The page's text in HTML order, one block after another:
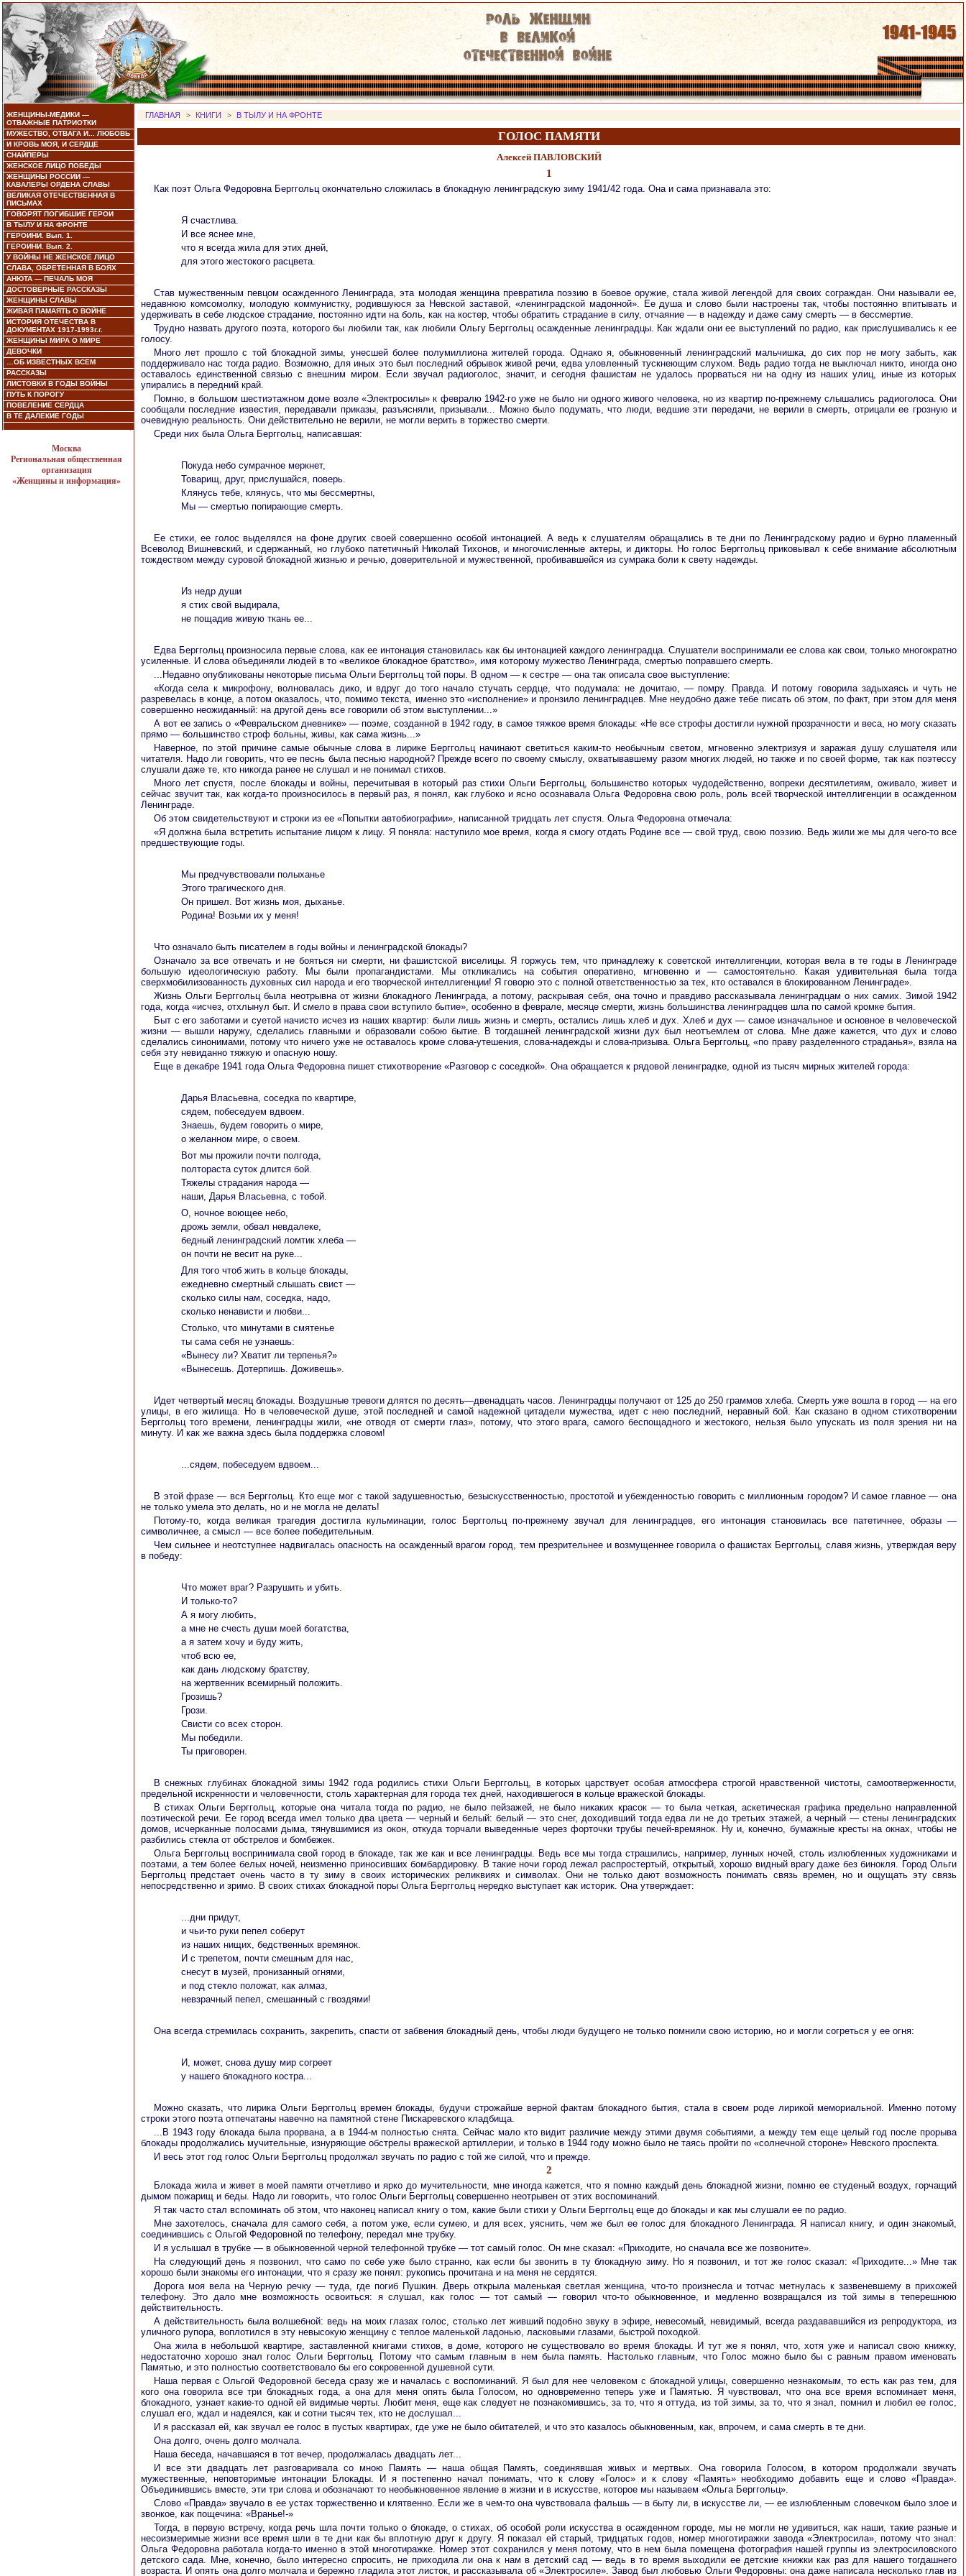
ЖЕНЩИНЫ-МЕДИКИ —
ОТВАЖНЫЕ ПАТРИОТКИ
МУЖЕСТВО, ОТВАГА И... ЛЮБОВЬ
И КРОВЬ МОЯ, И СЕРДЦЕ
СНАЙПЕРЫ
ЖЕНСКОЕ ЛИЦО ПОБЕДЫ
ЖЕНЩИНЫ РОССИИ —
КАВАЛЕРЫ ОРДЕНА СЛАВЫ
ВЕЛИКАЯ ОТЕЧЕСТВЕННАЯ В
ПИСЬМАХ
ГОВОРЯТ ПОГИБШИЕ ГЕРОИ
В ТЫЛУ И НА ФРОНТЕ
ГЕРОИНИ. Вып. 1.
ГЕРОИНИ. Вып. 2.
У ВОЙНЫ НЕ ЖЕНСКОЕ ЛИЦО
СЛАВА, ОБРЕТЕННАЯ В БОЯХ
АНЮТА — ПЕЧАЛЬ МОЯ
ДОСТОВЕРНЫЕ РАССКАЗЫ
ЖЕНЩИНЫ СЛАВЫ
ЖИВАЯ ПАМАЯТЬ О ВОЙНЕ
ИСТОРИЯ ОТЕЧЕСТВА В
ДОКУМЕНТАХ 1917-1993г.г.
ЖЕНЩИНЫ МИРА О МИРЕ
ДЕВОЧКИ
…ОБ ИЗВЕСТНЫХ ВСЕМ
РАССКАЗЫ
ЛИСТОВКИ В ГОДЫ ВОЙНЫ
ПУТЬ К ПОРОГУ
ПОВЕЛЕНИЕ СЕРДЦА
В ТЕ ДАЛЕКИЕ ГОДЫ
Москва
Региональная общественная
организация
«Женщины и информация»
ГЛАВНАЯ > КНИГИ > В ТЫЛУ И НА ФРОНТЕ
ГОЛОС ПАМЯТИ
Алексей ПАВЛОВСКИЙ
1
Как поэт Ольга Федоровна Берггольц окончательно сложилась в блокадную ленинградскую зиму 1941/42 года. Она и сама признавала это:
Я счастлива.
И все яснее мне,
что я всегда жила для этих дней,
для этого жестокого расцвета.
Став мужественным певцом осажденного Ленинграда, эта молодая женщина превратила поэзию в боевое оружие, стала живой легендой для своих сограждан. Они называли ее,
недавнюю комсомолку, молодую коммунистку, родившуюся за Невской заставой, «ленинградской мадонной». Ее душа и слово были настроены так, чтобы постоянно впитывать и
удерживать в себе людское страдание, постоянно идти на боль, как на костер, чтобы обратить страдание в силу, отчаяние — в надежду и даже саму смерть — в бессмертие.
Трудно назвать другого поэта, которого бы любили так, как любили Ольгу Берггольц осажденные ленинградцы. Как ждали они ее выступлений по радио, как прислушивались к ее
голосу.
Много лет прошло с той блокадной зимы, унесшей более полумиллиона жителей города. Однако я, обыкновенный ленинградский мальчишка, до сих пор не могу забыть, как
поддерживало нас тогда радио. Возможно, для иных это был последний обрывок живой речи, едва уловленный тускнеющим слухом. Ведь радио тогда не выключал никто, иногда оно
оставалось единственной связью с внешним миром. Если звучал радиоголос, значит, и сегодня фашистам не удалось прорваться ни на одну из наших улиц, иные из которых
упирались в передний край.
Помню, в большом шестиэтажном доме возле «Электросилы» к февралю 1942-го уже не было ни одного живого человека, но из квартир по-прежнему слышались радиоголоса. Они
сообщали последние известия, передавали приказы, разъясняли, призывали... Можно было подумать, что люди, ведшие эти передачи, не верили в смерть, отрицали ее грозную и
очевидную реальность. Они действительно не верили, не могли верить в торжество смерти.
Среди них была Ольга Берггольц, написавшая:
Покуда небо сумрачное меркнет,
Товарищ, друг, прислушайся, поверь.
Клянусь тебе, клянусь, что мы бессмертны,
Мы — смертью попирающие смерть.
Ее стихи, ее голос выделялся на фоне других своей совершенно особой интонацией. А ведь к слушателям обращались в те дни по Ленинградскому радио и бурно пламенный
Всеволод Вишневский, и сдержанный, но глубоко патетичный Николай Тихонов, и многочисленные актеры, и дикторы. Но голос Берггольц приковывал к себе внимание абсолютным
тождеством между суровой блокадной жизнью и речью, доверительной и мужественной, пробивавшейся из сумрака боли к свету надежды.
Из недр души
я стих свой выдирала,
не пощадив живую ткань ее...
Едва Берггольц произносила первые слова, как ее интонация становилась как бы интонацией каждого ленинградца. Слушатели воспринимали ее слова как свои, только многократно
усиленные. И слова объединяли людей в то «великое блокадное братство», имя которому мужество Ленинграда, смертью поправшего смерть.
...Недавно опубликованы некоторые письма Ольги Берггольц той поры. В одном — к сестре — она так описала свое выступление:
«Когда села к микрофону, волновалась дико, и вдруг до того начало стучать сердце, что подумала: не дочитаю, — помру. Правда. И потому говорила задыхаясь и чуть не
разревелась в конце, а потом оказалось, что, помимо текста, именно это «исполнение» и пронзило ленинградцев. Мне неудобно даже тебе писать об этом, по факт, при этом для меня
совершенно неожиданный: на другой день все говорили об этом выступлении...»
А вот ее запись о «Февральском дневнике» — поэме, созданной в 1942 году, в самое тяжкое время блокады: «Не все строфы достигли нужной прозрачности и веса, но могу сказать
прямо — большинство строф больны, живы, как сама жизнь...»
Наверное, по этой причине самые обычные слова в лирике Берггольц начинают светиться каким-то необычным светом, мгновенно электризуя и заражая душу слушателя или
читателя. Надо ли говорить, что ее песнь была песнью народной? Прежде всего по своему смыслу, охватывавшему разом многих людей, но также и по своей форме, так как поэтессу
слушали даже те, кто никогда ранее не слушал и не понимал стихов.
Много лет спустя, после блокады и войны, перечитывая в который раз стихи Ольги Берггольц, большинство которых чудодейственно, вопреки десятилетиям, оживало, живет и
сейчас звучит так, как когда-то произносилось в первый раз, я понял, как глубоко и ясно осознавала Ольга Федоровна свою роль, роль всей творческой интеллигенции в осажденном
Ленинграде.
Об этом свидетельствуют и строки из ее «Попытки автобиографии», написанной тридцать лет спустя. Ольга Федоровна отмечала:
«Я должна была встретить испытание лицом к лицу. Я поняла: наступило мое время, когда я смогу отдать Родине все — свой труд, свою поэзию. Ведь жили же мы для чего-то все
предшествующие годы.
Мы предчувствовали полыханье
Этого трагического дня.
Он пришел. Вот жизнь моя, дыханье.
Родина! Возьми их у меня!
Что означало быть писателем в годы войны и ленинградской блокады?
Означало за все отвечать и не бояться ни смерти, ни фашистской виселицы. Я горжусь тем, что принадлежу к советской интеллигенции, которая вела в те годы в Ленинграде
большую идеологическую работу. Мы были пропагандистами. Мы откликались на события оперативно, мгновенно и — самостоятельно. Какая удивительная была тогда
сверхмобилизованность духовных сил народа и его творческой интеллигенции! Я говорю это с полной ответственностью за тех, кто оставался в блокированном Ленинграде».
Жизнь Ольги Берггольц была неотрывна от жизни блокадного Ленинграда, а потому, раскрывая себя, она точно и правдиво рассказывала ленинградцам о них самих. Зимой 1942
года, когда «исчез, отхлынул быт. И смело в права свои вступило бытие», особенно в феврале, месяце смерти, жизнь большинства ленинградцев шла по самой кромке бытия.
Быт с его заботами и суетой начисто исчез из наших квартир: были лишь жизнь и смерть, остались лишь хлеб и дух. Хлеб и дух — самое изначальное и основное в человеческой
жизни — вышли наружу, сделались главными и образовали собою бытие. В тогдашней ленинградской жизни дух был неотъемлем от слова. Мне даже кажется, что дух и слово
сделались синонимами, потому что ничего уже не оставалось кроме слова-утешения, слова-надежды и слова-призыва. Ольга Берггольц, «по праву разделенного страданья», взяла на
себя эту невиданно тяжкую и опасную ношу.
Еще в декабре 1941 года Ольга Федоровна пишет стихотворение «Разговор с соседкой». Она обращается к рядовой ленинградке, одной из тысяч мирных жителей города:
Дарья Власьевна, соседка по квартире,
сядем, побеседуем вдвоем.
Знаешь, будем говорить о мире,
о желанном мире, о своем.
Вот мы прожили почти полгода,
полтораста суток длится бой.
Тяжелы страдания народа —
наши, Дарья Власьевна, с тобой.
О, ночное воющее небо,
дрожь земли, обвал невдалеке,
бедный ленинградский ломтик хлеба —
он почти не весит на руке...
Для того чтоб жить в кольце блокады,
ежедневно смертный слышать свист —
сколько силы нам, соседка, надо,
сколько ненависти и любви...
Столько, что минутами в смятенье
ты сама себя не узнаешь:
«Вынесу ли? Хватит ли терпенья?»
«Вынесешь. Дотерпишь. Доживешь».
Идет четвертый месяц блокады. Воздушные тревоги длятся по десять—двенадцать часов. Ленинградцы получают от 125 до 250 граммов хлеба. Смерть уже вошла в город — на его
улицы, в его жилища. Но в человеческой душе, этой последней и самой надежной цитадели мужества, идет с нею последний, неравный бой. Как сказано в одном стихотворении
Берггольц того времени, ленинградцы жили, «не отводя от смерти глаз», потому, что этого врага, самого беспощадного и жестокого, нельзя было упускать из поля зрения ни на
минуту. И как же важна здесь была поддержка словом!
...сядем, побеседуем вдвоем...
В этой фразе — вся Берггольц. Кто еще мог с такой задушевностью, безыскусственностью, простотой и убежденностью говорить с миллионным городом? И самое главное — она
не только умела это делать, но и не могла не делать!
Потому-то, когда великая трагедия достигла кульминации, голос Берггольц по-прежнему звучал для ленинградцев, его интонация становилась все патетичнее, образы —
символичнее, а смысл — все более победительным.
Чем сильнее и неотступнее надвигалась опасность на осажденный врагом город, тем презрительнее и возмущеннее говорила о фашистах Берггольц, славя жизнь, утверждая веру
в победу:
Что может враг? Разрушить и убить.
И только-то?
А я могу любить,
а мне не счесть души моей богатства,
а я затем хочу и буду жить,
чтоб всю ее,
как дань людскому братству,
на жертвенник всемирный положить.
Грозишь?
Грози.
Свисти со всех сторон.
Мы победили.
Ты приговорен.
В снежных глубинах блокадной зимы 1942 года родились стихи Ольги Берггольц, в которых царствует особая атмосфера строгой нравственной чистоты, самоотверженности,
предельной искренности и человечности, столь характерная для города тех дней, находившегося в кольце вражеской блокады.
В стихах Ольги Берггольц, которые она читала тогда по радио, не было пейзажей, не было никаких красок — то была четкая, аскетическая графика предельно направленной
поэтической речи. Ее город всегда имел только два цвета — черный и белый: белый — это снег, доходивший тогда едва ли не до третьих этажей, а черный — стены ленинградских
домов, исчерканные полосами дыма, тянувшимися из окон, откуда торчали выведенные через форточки трубы печей-времянок. Ну и, конечно, бумажные кресты на окнах, чтобы не
разбились стекла от обстрелов и бомбежек.
Ольга Берггольц воспринимала свой город в блокаде, так же как и все ленинградцы. Ведь все мы тогда страшились, например, лунных ночей, столь излюбленных художниками и
поэтами, а тем более белых ночей, неизменно приносивших бомбардировку. В такие ночи город лежал распростертый, открытый, хорошо видный врагу даже без бинокля. Город Ольги
Берггольц предстает очень часто в ту зиму в своих исторических реликвиях и символах. Они не только дают возможность понимать связь времен, но и ощущать эту связь
непосредственно и зримо. В своих стихах блокадной поры Ольга Берггольц нередко выступает как историк. Она утверждает:
...дни придут,
и чьи-то руки пепел соберут
из наших нищих, бедственных времянок.
И с трепетом, почти смешным для нас,
снесут в музей, пронизанный огнями,
и под стекло положат, как алмаз,
невзрачный пепел, смешанный с гвоздями!
Она всегда стремилась сохранить, закрепить, спасти от забвения блокадный день, чтобы люди будущего не только помнили свою историю, но и могли согреться у ее огня:
И, может, снова душу мир согреет
у нашего блокадного костра...
Можно сказать, что лирика Ольги Берггольц времен блокады, будучи строжайше верной фактам блокадного бытия, стала в своем роде лирикой мемориальной. Именно потому
строки этого поэта отпечатаны навечно на памятной стене Пискаревского кладбища.
...В 1943 году блокада была прорвана, а в 1944-м полностью снята. Сейчас мало кто видит различие между этими двумя событиями, а между тем еще целый год после прорыва
блокады продолжались мучительные, изнуряющие обстрелы вражеской артиллерии, и только в 1944 году можно было не таясь пройти по «солнечной стороне» Невского проспекта.
И весь этот год голос Ольги Берггольц продолжал звучать по радио с той же силой, что и прежде.
2
Блокада жила и живет в моей памяти отчетливо и ярко до мучительности, мне иногда кажется, что я помню каждый день блокадной жизни, помню ее студеный воздух, горчащий
дымом пожарищ и беды. Надо ли говорить, что голос Ольги Берггольц совершенно неотрывен от этих воспоминаний.
Я так часто стал вспоминать об этом, что наконец написал книгу о том, какие были стихи у Ольги Берггольц еще до блокады и как мы слушали ее по радио.
Мне захотелось, сначала для самого себя, а потом уже, если сумею, и для всех, уяснить, чем же был ее голос для блокадного Ленинграда. Я написал книгу, и один знакомый,
соединившись с Ольгой Федоровной по телефону, передал мне трубку.
И я услышал в трубке — в обыкновенной черной телефонной трубке — тот самый голос. Он мне сказал: «Приходите, но сначала все же позвоните».
На следующий день я позвонил, что само по себе уже было странно, как если бы звонить в ту блокадную зиму. Но я позвонил, и тот же голос сказал: «Приходите...» Мне так
хорошо были знакомы его интонации, что я сразу же понял: рукопись прочитана и на меня не сердятся.
Дорога моя вела на Черную речку — туда, где погиб Пушкин. Дверь открыла маленькая светлая женщина, что-то произнесла и тотчас метнулась к зазвеневшему в прихожей
телефону. Это дало мне возможность освоиться: я слушал, как голос — тот самый — говорил что-то обыкновенное, и медленно возвращался из той зимы в теперешнюю
действительность.
А действительность была волшебной: ведь на моих глазах голос, столько лет живший подобно звуку в эфире, невесомый, невидимый, всегда раздававшийся из репродуктора, из
уличного рупора, воплотился в эту невысокую женщину с теплое маленькой ладонью, ласковыми глазами, быстрой походкой.
Она жила в небольшой квартире, заставленной книгами стихов, в доме, которого не существовало во время блокады. И тут же я понял, что, хотя уже и написал свою книжку,
недостаточно хорошо знал голос Ольги Берггольц. Потому что самым главным в нем была память. Настолько главным, что Голос можно было бы с равным правом именовать
Памятью, и это полностью соответствовало бы его сокровенной душевной сути.
Наша первая с Ольгой Федоровной беседа сразу же и началась с воспоминаний. Я был для нее человеком с блокадной улицы, совершенно незнакомым, то есть как раз тем, для
кого она говорила все три блокадных года, а она для меня опять была Голосом, но одновременно теперь уже и Памятью. Я чувствовал, что она все время вспоминает меня,
блокадного, узнает какие-то одной ей видимые черты. Любит меня, еще как следует не познакомившись, за то, что я оттуда, из той зимы, за то, что я знал, помнил и любил ее голос,
слушал его, ждал и надеялся, как и сотни тысяч тех, кто не дослушал...
И я рассказал ей, как звучал ее голос в пустых квартирах, где уже не было обитателей, и что это казалось обыкновенным, как, впрочем, и сама смерть в те дни.
Она долго, очень долго молчала.
Наша беседа, начавшаяся в тот вечер, продолжалась двадцать лет...
И все эти двадцать лет разговаривала со мною Память — наша общая Память, соединявшая живых и мертвых. Она говорила Голосом, в котором продолжали звучать
мужественные, неповторимые интонации Блокады. И я постепенно начал понимать, что к слову «Голос» и к слову «Память» необходимо добавить еще и слово «Правда».
Объединившись вместе, эти три слова и обозначают то необыкновенное явление в жизни и в искусстве, которое мы называем «Ольга Берггольц».
Слово «Правда» звучало в ее устах торжественно и клятвенно. Если же в чем-то она чувствовала фальшь — в быту ли, в искусстве ли, — ее излюбленным словечком было злое и
звонкое, как пощечина: «Вранье!-»
Тогда, в первую встречу, когда речь шла почти только о блокаде, о стихах, об особой роли искусства в осажденном городе, мы не могли не удивиться, как наши, такие разные и
несоизмеримые жизни все время шли в те дни как бы вплотную друг к другу. Я показал ей старый, тридцатых годов, номер многотиражки завода «Электросила», потому что знал:
Ольга Федоровна работала когда-то именно в этой многотиражке. Номер этот сохранился у меня потому, что в нем была помещена фотография нашей группы из электросиловского
детского сада. Мне, конечно, было интересно спросить, не приходила ли она к нам в детский сад — ведь в то время выходили ее детские книжки как раз для нашего тогдашнего
возраста. И опять она долго молчала и бережно гладила этот листок, и рассказывала об «Электросиле». Завод был любовью Ольги Федоровны: она даже написала несколько глав из